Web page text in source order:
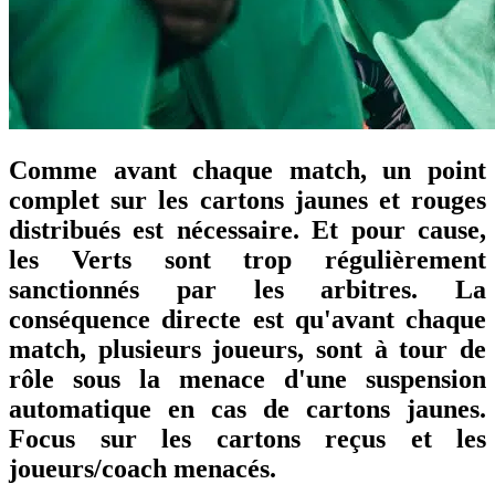
Comme avant chaque match, un point
complet sur les cartons jaunes et rouges
distribués est nécessaire. Et pour cause,
les Verts sont trop régulièrement
sanctionnés par les arbitres. La
conséquence directe est qu'avant chaque
match, plusieurs joueurs, sont à tour de
rôle sous la menace d'une suspension
automatique en cas de cartons jaunes.
Focus sur les cartons reçus et les
joueurs/coach menacés.